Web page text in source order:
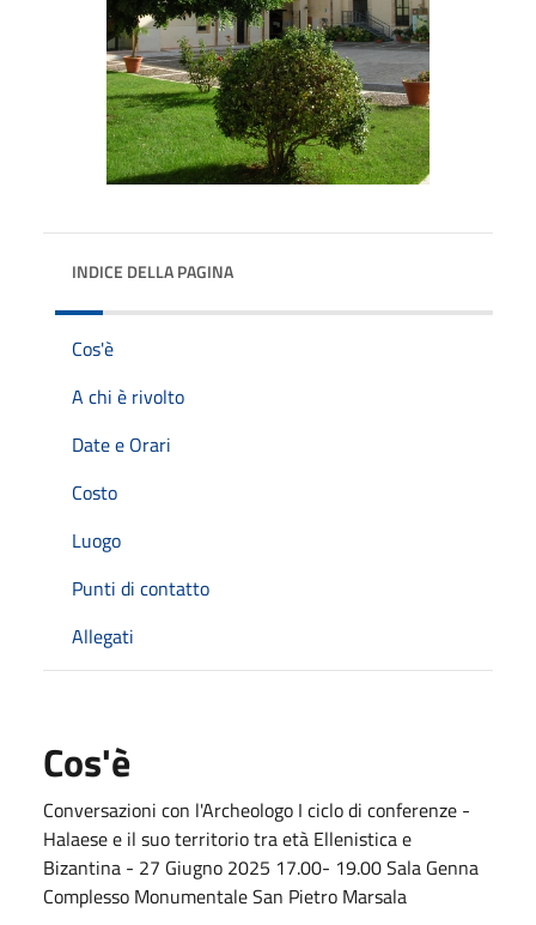
INDICE DELLA PAGINA
Cos'è
A chi è rivolto
Date e Orari
Costo
Luogo
Punti di contatto
Allegati
Cos'è
Conversazioni con l'Archeologo I ciclo di conferenze -
Halaese e il suo territorio tra età Ellenistica e
Bizantina - 27 Giugno 2025 17.00- 19.00 Sala Genna
Complesso Monumentale San Pietro Marsala